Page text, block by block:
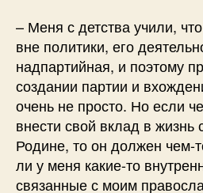
– Меня с детства учили,
вне политики, его
надпартийная, и поэтому
создании партии и
очень не просто. Но если
внести свой вклад в жизнь
Родине, то он должен чем-
ли у меня какие-то
связанные с моим